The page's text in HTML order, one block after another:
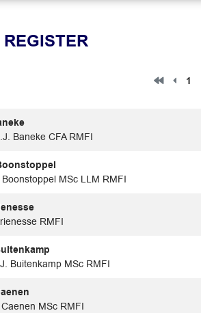
1
Baneke CFA RMFI
Boonstoppel MSc LLM RMFI
RMFI
Buitenkamp MSc RMFI
MSc RMFI